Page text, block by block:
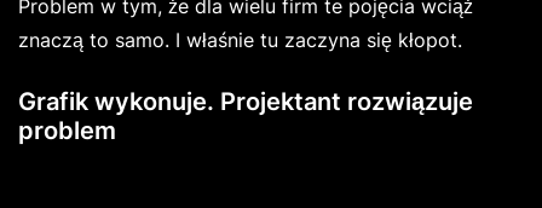
Problem w tym, że dla wielu firm te pojęcia wciąż
znaczą to samo. I właśnie tu zaczyna się kłopot.
Grafik wykonuje. Projektant rozwiązuje
problem